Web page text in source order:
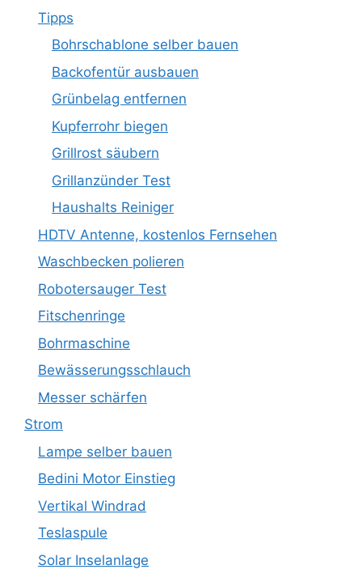
Tipps
Bohrschablone selber bauen
Backofentür ausbauen
Grünbelag entfernen
Kupferrohr biegen
Grillrost säubern
Grillanzünder Test
Haushalts Reiniger
HDTV Antenne, kostenlos Fernsehen
Waschbecken polieren
Robotersauger Test
Fitschenringe
Bohrmaschine
Bewässerungsschlauch
Messer schärfen
Strom
Lampe selber bauen
Bedini Motor Einstieg
Vertikal Windrad
Teslaspule
Solar Inselanlage